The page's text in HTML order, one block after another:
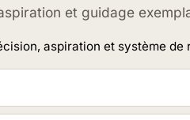
et guidage
aspiration et système de